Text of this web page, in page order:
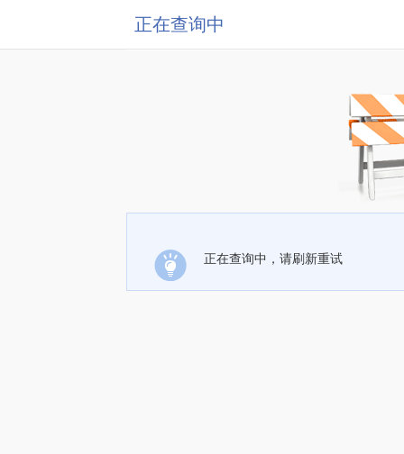
正在查询中
正在查询中，请刷新重试